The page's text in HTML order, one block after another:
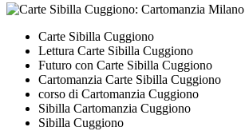
Carte Sibilla Cuggiono
Lettura Carte Sibilla Cuggiono
Futuro con Carte Sibilla Cuggiono
Cartomanzia Carte Sibilla Cuggiono
corso di Cartomanzia Cuggiono
Sibilla Cartomanzia Cuggiono
Sibilla Cuggiono